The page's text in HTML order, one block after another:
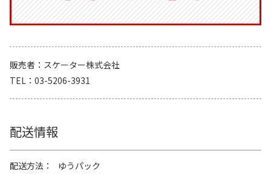
販売者
スケーター株式会社
TEL
03-5206-3931
配送情報
配送方法
ゆうパック